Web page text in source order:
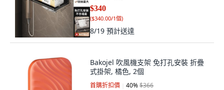
$340
($340.00/1個)
8/19 預計送達
Bakojel 吹風機支架 免打孔安裝 折疊
式掛架, 橘色, 2個
首購折扣價 40%$366